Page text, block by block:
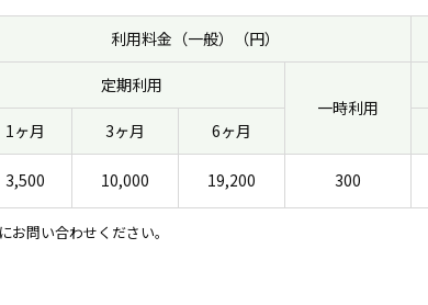
利用料金（一般）（円）
定期利用
一時利用
1ヶ月
3ヶ月 6ヶ月
3,500 10,000 19,200 300
問い合わせください。